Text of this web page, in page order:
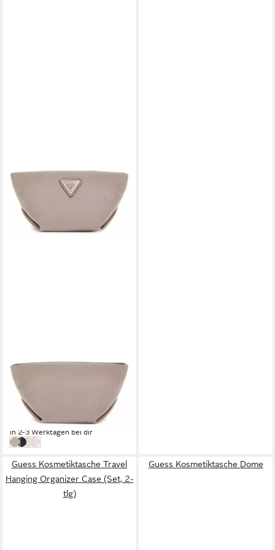
GUESS
Kulturbeutel Top Zip
Cosmetic
57,76 €
in 2-3 Werktagen bei dir
Dark Taupe
BlackBoneOrchid
Guess Kosmetiktasche Travel
Hanging Organizer Case (Set, 2-
tlg)
Guess Kosmetiktasche Dome